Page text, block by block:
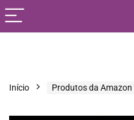
Início Produtos da Amazon